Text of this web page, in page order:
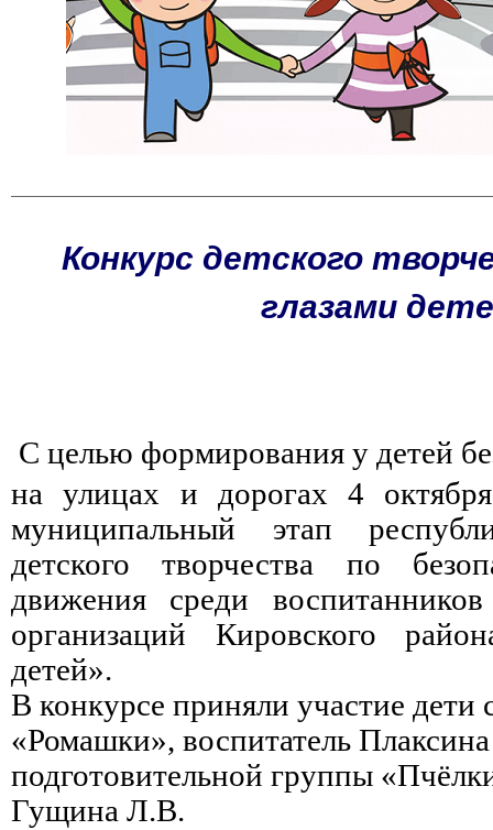
Конкурс детского
глазами
С целью формирования у детей
на улицах и дорогах 4
муниципальный этап
детского творчества по
движения среди
организаций Кировского
детей».
В конкурсе приняли участие
«Ромашки», воспитатель
подготовительной группы
Гущина Л.В.